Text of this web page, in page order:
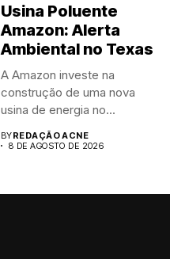
Usina Poluente
Amazon: Alerta
Ambiental no Texas
A Amazon investe na
construção de uma nova
usina de energia no...
BYREDAÇÃO ACNE
8 DE AGOSTO DE 2026